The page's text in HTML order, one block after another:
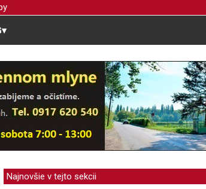
▾
Najnovšie v tejto sekcii